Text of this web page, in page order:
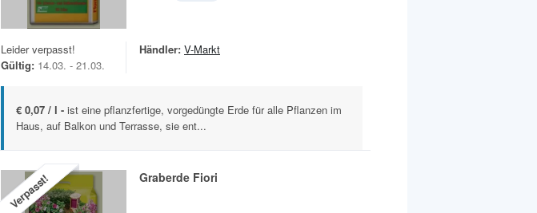
Leider verpasst!
Gültig: 14.03. - 21.03.
Händler: V-Markt
€ 0,07 / l - ist eine pflanzfertige, vorgedüngte Erde für alle Pflanzen im
Haus, auf Balkon und Terrasse, sie ent...
Verpasst! Graberde Fiori